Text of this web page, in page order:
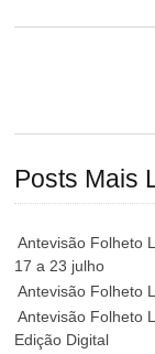
Posts Mais
Antevisão Folheto
17 a 23 julho
Antevisão Folheto
Antevisão Folheto
Edição Digital